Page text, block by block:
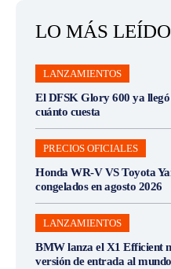
LO MÁS LEÍDO
LANZAMIENTOS
El DFSK Glory 600 ya llegó
cuánto cuesta
PRECIOS OFICIALES
Honda WR-V VS Toyota
congelados en agosto 2026
LANZAMIENTOS
BMW lanza el X1 Efficient
versión de entrada al